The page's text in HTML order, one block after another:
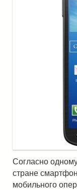
Согласно
стране
мобильного